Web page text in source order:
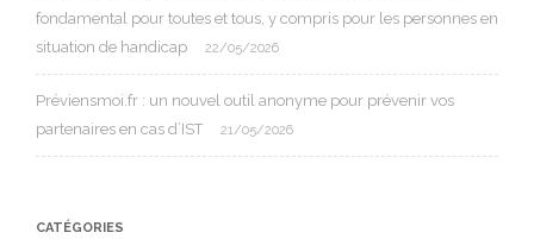
fondamental pour toutes et tous, y compris pour les personnes en
situation de handicap
22/05/2026
Préviensmoi.fr : un nouvel outil anonyme pour prévenir vos
partenaires en cas d’IST
21/05/2026
CATÉGORIES